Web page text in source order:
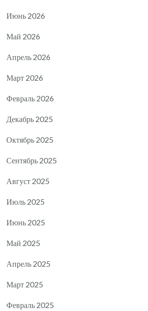
Июнь 2026
Май 2026
Апрель 2026
Март 2026
Февраль 2026
Декабрь 2025
Октябрь 2025
Сентябрь 2025
Август 2025
Июль 2025
Июнь 2025
Май 2025
Апрель 2025
Март 2025
Февраль 2025